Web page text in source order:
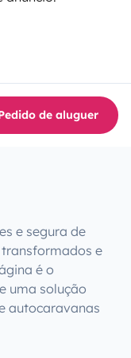
de aluguer
e segura de
e
é o
uma solução
autocaravanas